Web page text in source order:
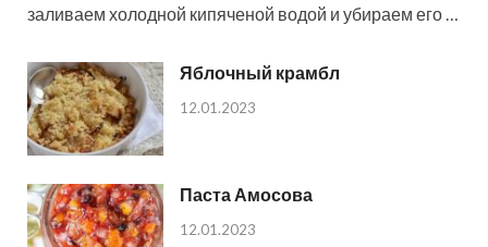
заливаем холодной кипяченой водой и убираем его …
Яблочный крамбл
12.01.2023
Паста Амосова
12.01.2023